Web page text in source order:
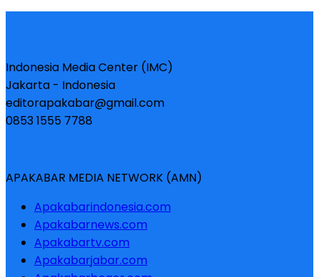
Indonesia Media Center (IMC)
Jakarta - Indonesia
editorapakabar@gmail.com
0853 1555 7788
APAKABAR MEDIA NETWORK (AMN)
Apakabarindonesia.com
Apakabarnews.com
Apakabartv.com
Apakabarjabar.com